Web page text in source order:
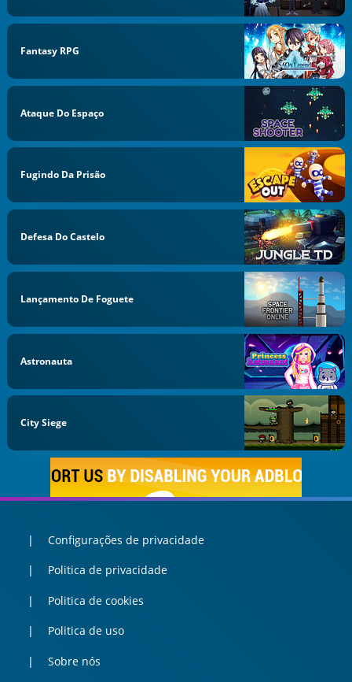
Fantasy RPG
Ataque Do Espaço
Fugindo Da Prisão
Defesa Do Castelo
Lançamento De Foguete
Astronauta
City Siege
Configurações de privacidade
Politica de privacidade
Politica de cookies
Politica de uso
Sobre nós